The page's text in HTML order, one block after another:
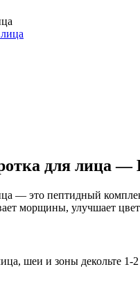
для лица —
— это пептидный
морщины, улучшает
шеи и зоны декольте 1-